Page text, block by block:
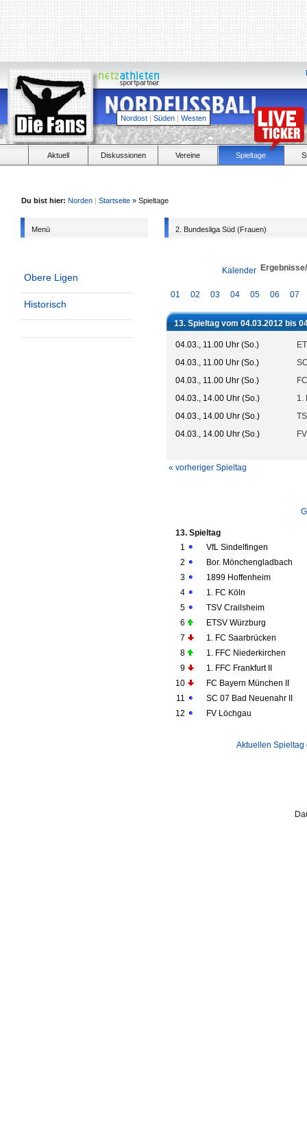
Nordost | Süden | Westen
Aktuell Diskussionen Vereine Spieltage
Du bist hier: Norden | Startseite » Spieltage
Menü
Obere Ligen
Historisch
2. Bundesliga Süd (Frauen)
Kalender
01 02 03 04 05 06 07
13. Spieltag vom 04.03.2012 bis
04.03., 11.00 Uhr (So.)
04.03., 11.00 Uhr (So.)
04.03., 11.00 Uhr (So.)
04.03., 14.00 Uhr (So.)
1.
04.03., 14.00 Uhr (So.)
04.03., 14.00 Uhr (So.)
« vorheriger Spieltag
13. Spieltag
1
VfL Sindelfingen
2
Bor. Mönchengladbach
3
1899 Hoffenheim
4
1. FC Köln
5
TSV Crailsheim
6
ETSV Würzburg
7
1. FC Saarbrücken
8
1. FFC Niederkirchen
9
1. FFC Frankfurt II
10
FC Bayern München II
11
SC 07 Bad Neuenahr II
12
FV Löchgau
Aktuellen Spieltag